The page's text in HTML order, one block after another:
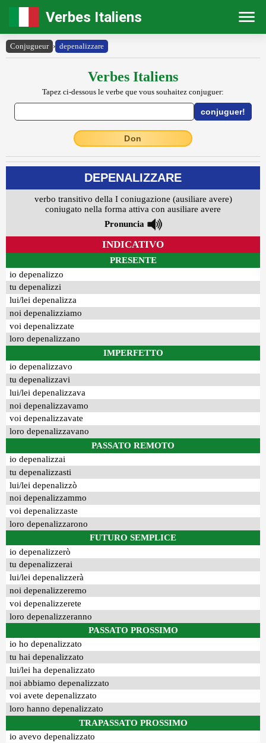
Verbes Italiens
Conjugueur › depenalizzare
Verbes Italiens
Tapez ci-dessous le verbe que vous souhaitez conjuguer:
Don
DEPENALIZZARE
verbo transitivo della I coniugazione (ausiliare avere)
coniugato nella forma attiva con ausiliare avere
Pronuncia
INDICATIVO
PRESENTE
io depenalizzo
tu depenalizzi
lui/lei depenalizza
noi depenalizziamo
voi depenalizzate
loro depenalizzano
IMPERFETTO
io depenalizzavo
tu depenalizzavi
lui/lei depenalizzava
noi depenalizzavamo
voi depenalizzavate
loro depenalizzavano
PASSATO REMOTO
io depenalizzai
tu depenalizzasti
lui/lei depenalizzò
noi depenalizzammo
voi depenalizzaste
loro depenalizzarono
FUTURO SEMPLICE
io depenalizzerò
tu depenalizzerai
lui/lei depenalizzerà
noi depenalizzeremo
voi depenalizzerete
loro depenalizzeranno
PASSATO PROSSIMO
io ho depenalizzato
tu hai depenalizzato
lui/lei ha depenalizzato
noi abbiamo depenalizzato
voi avete depenalizzato
loro hanno depenalizzato
TRAPASSATO PROSSIMO
io avevo depenalizzato